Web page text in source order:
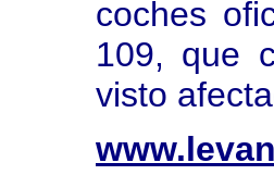
coches
109, que
visto